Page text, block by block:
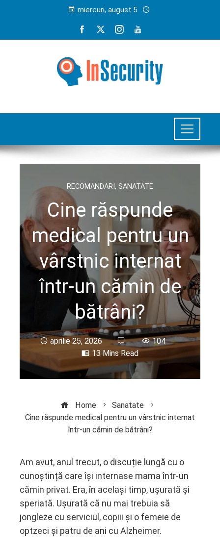
miercuri, august 5
RECOMANDARI , SANATATE
Cine răspunde
medical pentru un
vârstnic internat
într-un cămin de
bătrâni?
aprilie 25, 2026
104
13 Mins Read
Home
Sanatate
Cine răspunde medical pentru un vârstnic internat
într-un cămin de bătrâni?
Am avut, anul trecut, o discuție lungă cu o
cunoștință care își internase mama într-un
cămin privat. Era, în același timp, ușurată și
speriată. Ușurată că nu mai trebuia să
jongleze cu serviciul, copiii și o femeie de
optzeci și patru de ani cu Alzheimer.